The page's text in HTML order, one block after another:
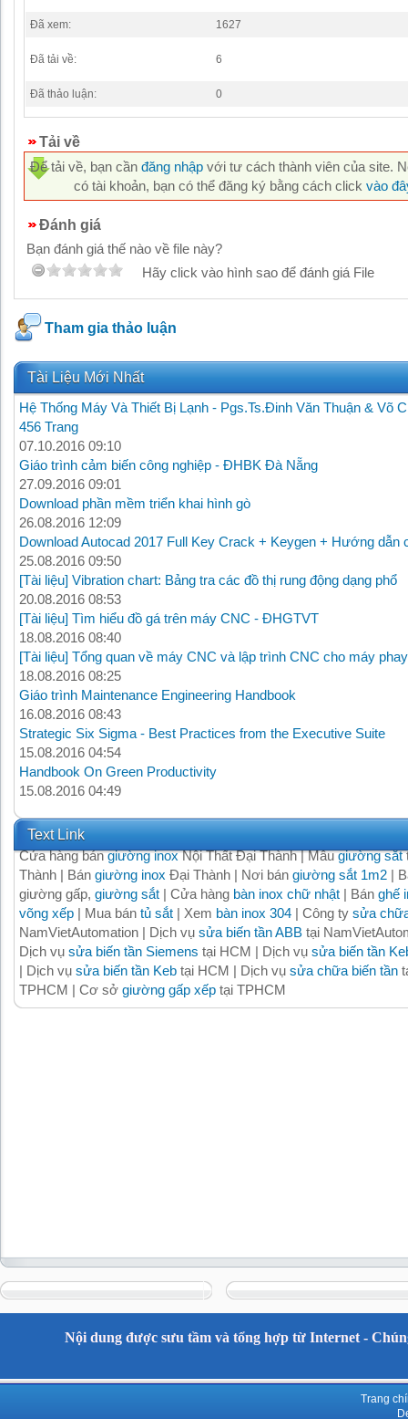
Đã xem: 1627
Đã tải về: 6
Đã thảo luận: 0
Tải về
Để tải về, bạn cần đăng nhập với tư cách thành viên của site.
có tài khoản, bạn có thể đăng ký bằng cách click vào
Đánh giá
Bạn đánh giá thế nào về file này?
Hãy click vào hình sao để đánh giá File
Tham gia thảo luận
Tài Liệu Mới Nhất
Hệ Thống Máy Và Thiết Bị Lạnh - Pgs.Ts.Đinh Văn Thuận & Võ
456 Trang
07.10.2016 09:10
Giáo trình cảm biến công nghiệp - ĐHBK Đà Nẵng
27.09.2016 09:01
Download phần mềm triển khai hình gò
26.08.2016 12:09
Download Autocad 2017 Full Key Crack + Keygen + Hướng dẫn
25.08.2016 09:50
[Tài liệu] Vibration chart: Bảng tra các đồ thị rung động dạng phổ
20.08.2016 08:53
[Tài liệu] Tìm hiểu đồ gá trên máy CNC - ĐHGTVT
18.08.2016 08:40
[Tài liệu] Tổng quan về máy CNC và lập trình CNC cho máy
18.08.2016 08:25
Giáo trình Maintenance Engineering Handbook
16.08.2016 08:43
Strategic Six Sigma - Best Practices from the Executive Suite
15.08.2016 04:54
Handbook On Green Productivity
15.08.2016 04:49
Text Link
Cửa hàng bángiường inoxNội Thất Đại Thành | Mẫugiường sắt
Thành | Bán giường inox Đại Thành | Nơi bán giường sắt 1m2 |
giường gấp, giường sắt | Cửa hàng bàn inox chữ nhật | Bán ghế
võng xếp | Mua bán tủ sắt | Xem bàn inox 304 | Công ty sửa
NamVietAutomation | Dịch vụ sửa biến tần ABB tại
Dịch vụ sửa biến tần Siemens tại HCM | Dịch vụ sửa biến tần
| Dịch vụ sửa biến tần Keb tại HCM | Dịch vụ sửa chữa biến tần
TPHCM | Cơ sở giường gấp xếp tại TPHCM
Nội dung được sưu tầm và tổng hợp từ Internet -
Trang